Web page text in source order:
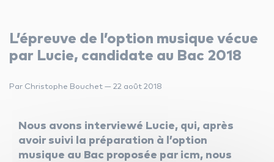
L’épreuve de l’option musique vécue
par Lucie, candidate au Bac 2018
Par Christophe Bouchet — 22 août 2018
Nous avons interviewé Lucie, qui, après
avoir suivi la préparation à l’option
musique au Bac proposée par icm, nous